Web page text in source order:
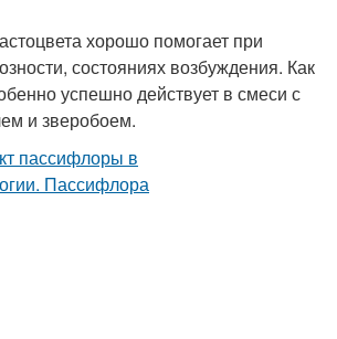
хорошо помогает при
состояниях возбуждения. Как
успешно действует в смеси с
и зверобоем.